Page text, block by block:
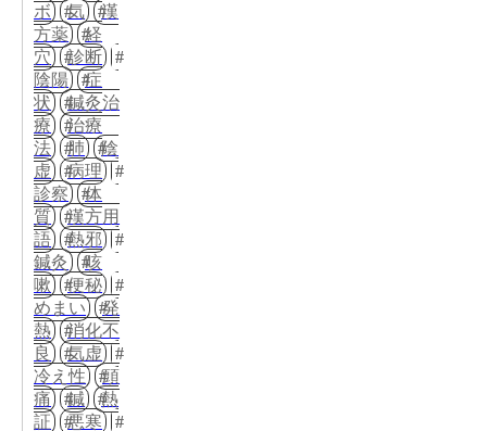
ボ
気
漢
方薬
経
穴
診断
陰陽
症
状
鍼灸治
療
治療
法
肺
陰
虚
病理
診察
体
質
漢方用
語
熱邪
鍼灸
咳
嗽
便秘
めまい
発
熱
消化不
良
気虚
冷え性
頭
痛
鍼
熱
証
悪寒